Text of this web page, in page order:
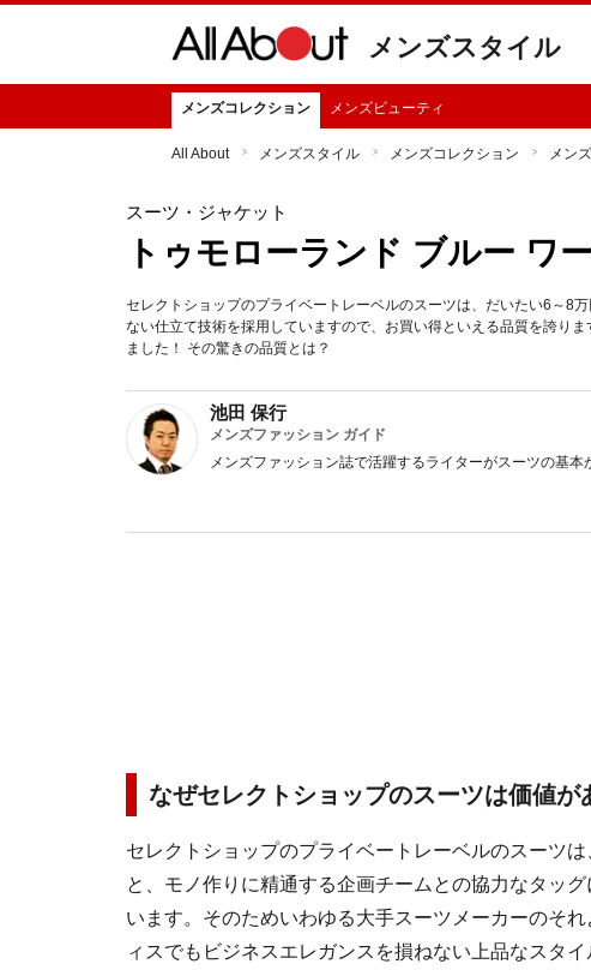
メンズスタイル
メンズコレクション メンズビューティ
All About メンズスタイル メンズコレクション メン
スーツ・ジャケット
トゥモローランド ブルー ワ
セレクトショップのプライベートレーベルのスーツは、だいたい6～8
ない仕立て技術を採用していますので、お買い得といえる品質を誇り
ました！ その驚きの品質とは？
池田 保行
メンズファッション ガイド
メンズファッション誌で活躍するライターがスーツの基本
なぜセレクトショップのスーツは価値が
セレクトショップのプライベートレーベルのスーツ
と、モノ作りに精通する企画チームとの協力なタッ
います。そのためいわゆる大手スーツメーカーのそ
ィスでもビジネスエレガンスを損ねない上品なスタイ